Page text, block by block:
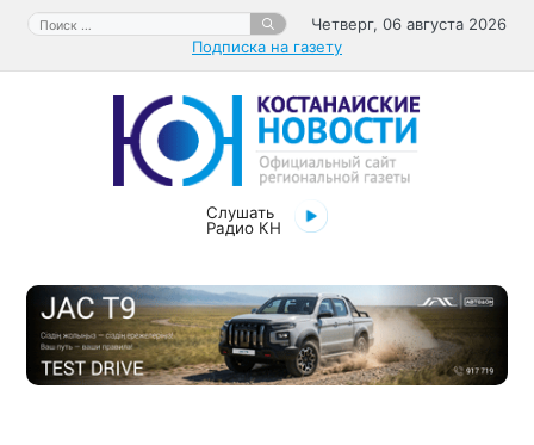
Перейти
содержимому
Поиск:
Четверг, 06 августа 2026
Подписка на газету
Слушать
Радио КН